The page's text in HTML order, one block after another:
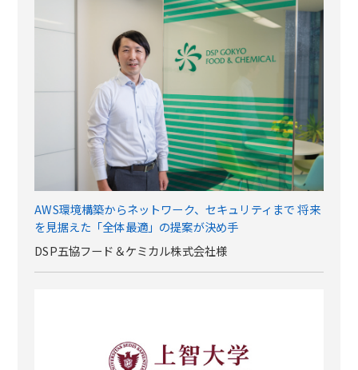
AWS環境構築からネットワーク、セキュリティまで 将来
を見据えた「全体最適」の提案が決め手
DSP五協フード＆ケミカル株式会社様